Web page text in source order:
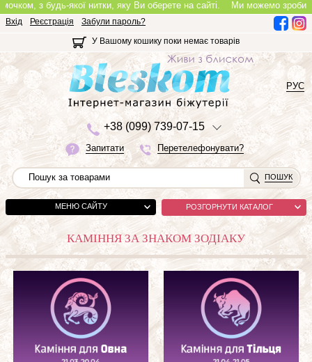
з будь-якої нитки, яку Ви оберете на сайті. Ми можемо зробити
Вхід Реєстрація
Забули пароль?
У Вашому кошику поки немає товарів
+38 (099) 739-07-15
Запитати Перетелефонувати?
РУС
ПОШУК
МЕНЮ САЙТУ РОЗГОРНУТИ КАТАЛОГ
КАМІННЯ ЗА ЗНАКОМ ЗОДІАКУ